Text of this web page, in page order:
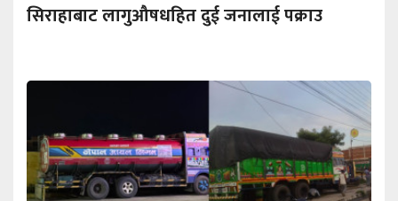
सिराहाबाट लागुऔषधहित दुई जनालाई पक्राउ